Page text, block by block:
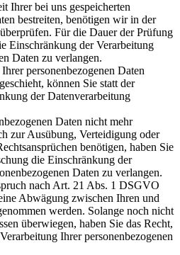
Ihrer bei uns gespeicherten
bestreiten, benötigen wir in der
Für die Dauer der Prüfung
Einschränkung der Verarbeitung
Daten zu verlangen.
personenbezogenen Daten
können Sie statt der
der Datenverarbeitung
Daten nicht mehr
zur Ausübung, Verteidigung oder
benötigen, haben Sie
die Einschränkung der
Daten zu verlangen.
nach Art. 21 Abs. 1 DSGVO
Abwägung zwischen Ihren und
werden. Solange noch nicht
überwiegen, haben Sie das Recht,
Ihrer personenbezogenen